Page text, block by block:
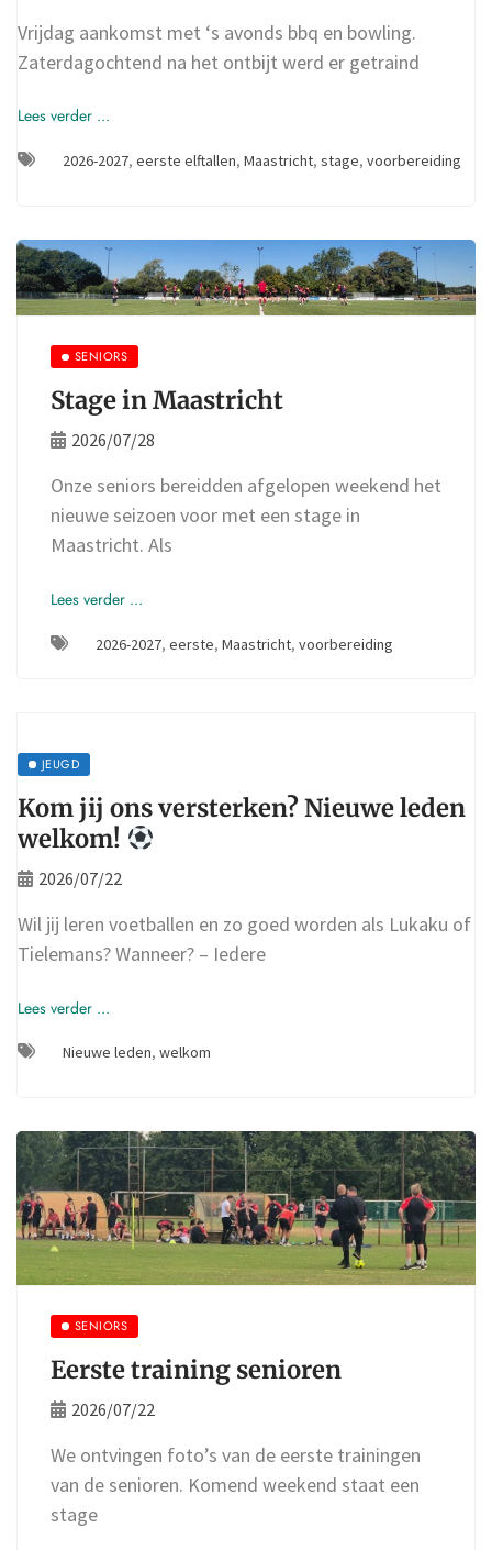
Vrijdag aankomst met ‘s avonds bbq en bowling.
Zaterdagochtend na het ontbijt werd er getraind
Lees verder ...
2026-2027, eerste elftallen, Maastricht, stage, voorbereiding
SENIORS
Stage in Maastricht
2026/07/28
Onze seniors bereidden afgelopen weekend het
nieuwe seizoen voor met een stage in
Maastricht. Als
Lees verder ...
2026-2027, eerste, Maastricht, voorbereiding
JEUGD
Kom jij ons versterken? Nieuwe leden
welkom!
2026/07/22
Wil jij leren voetballen en zo goed worden als Lukaku of
Tielemans? Wanneer? – Iedere
Lees verder ...
Nieuwe leden, welkom
SENIORS
Eerste training senioren
2026/07/22
We ontvingen foto’s van de eerste trainingen
van de senioren. Komend weekend staat een
stage